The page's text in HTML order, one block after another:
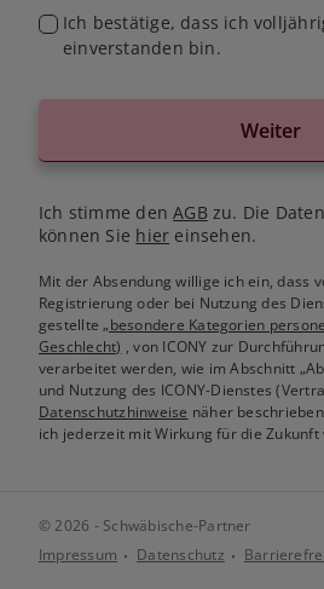
Ich bestätige, dass ich
einverstanden bin.
Weiter
Ich stimme denAGB zu. Die
können Sie hier einsehen.
Mit der Absendung willige ich ein, dass
Registrierung oder bei Nutzung des
gestellte„besondere Kategorien
Geschlecht) , von ICONY zur
verarbeitet werden, wie im Abschnitt
und Nutzung des ICONY-Dienstes
Datenschutzhinweise näher
ich jederzeit mit Wirkung für die Zukunft
© 2026 - Schwäbische-Partner
Impressum
Datenschutz